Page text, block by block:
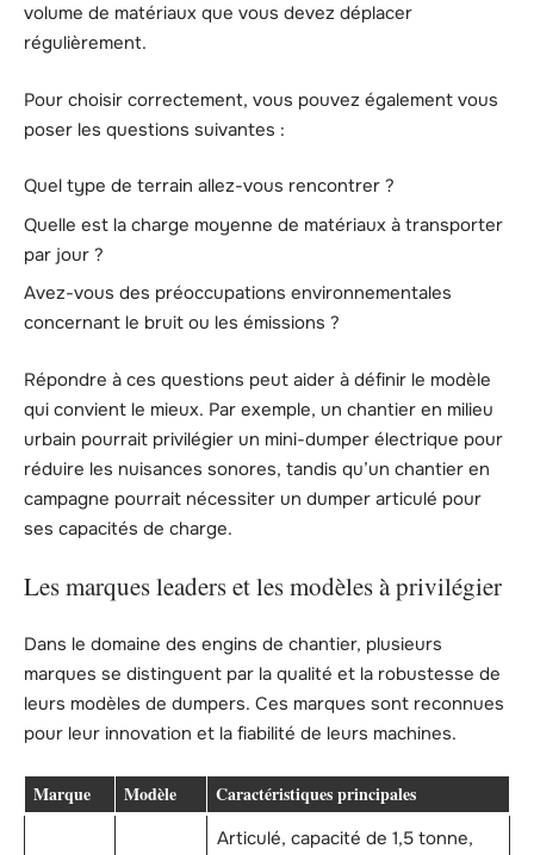
volume de matériaux que vous devez déplacer
régulièrement.
Pour choisir correctement, vous pouvez également vous
poser les questions suivantes :
Quel type de terrain allez-vous rencontrer ?
Quelle est la charge moyenne de matériaux à transporter
par jour ?
Avez-vous des préoccupations environnementales
concernant le bruit ou les émissions ?
Répondre à ces questions peut aider à définir le modèle
qui convient le mieux. Par exemple, un chantier en milieu
urbain pourrait privilégier un mini-dumper électrique pour
réduire les nuisances sonores, tandis qu’un chantier en
campagne pourrait nécessiter un dumper articulé pour
ses capacités de charge.
Les marques leaders et les modèles à privilégier
Dans le domaine des engins de chantier, plusieurs
marques se distinguent par la qualité et la robustesse de
leurs modèles de dumpers. Ces marques sont reconnues
pour leur innovation et la fiabilité de leurs machines.
Marque Modèle Caractéristiques principales
Articulé, capacité de 1,5 tonne,